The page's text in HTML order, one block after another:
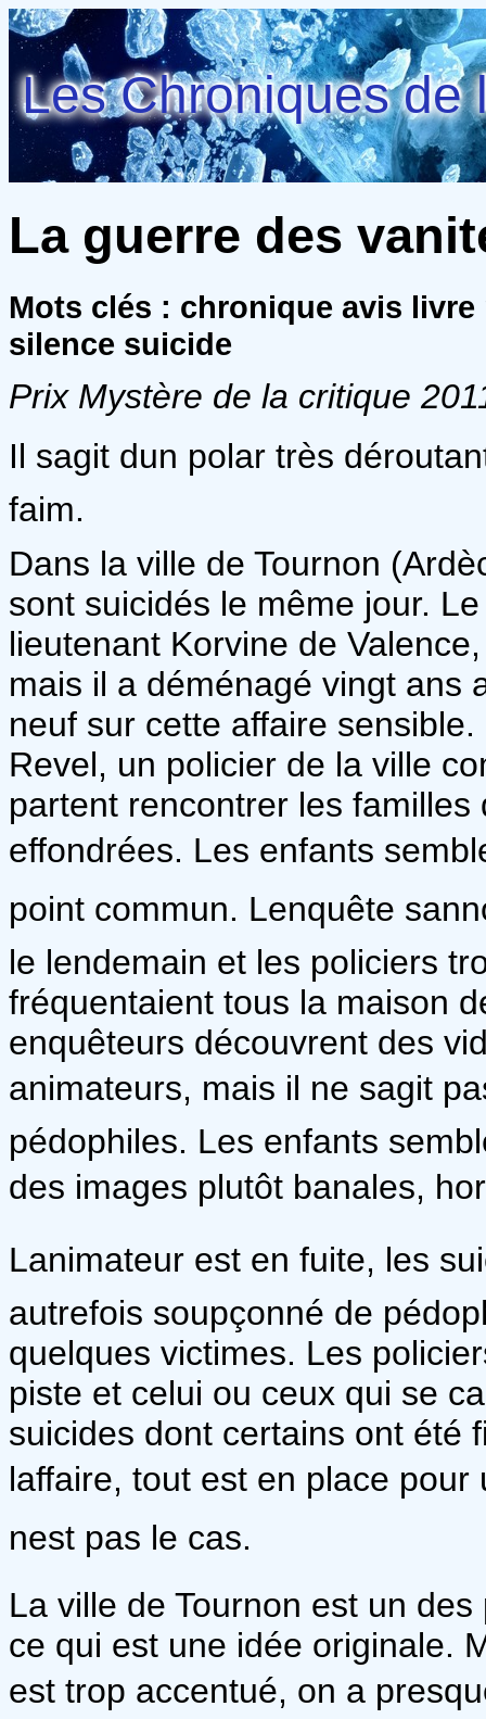
Les Chroniques de
La guerre des
Mots clés : chronique avis
silence suicide
Prix Mystère de la critique
Il sagit dun polar très
faim.
Dans la ville de Tournon
sont suicidés le même jour.
lieutenant Korvine de
mais il a déménagé vingt ans
neuf sur cette affaire
Revel, un policier de la ville
partent rencontrer les
effondrées. Les enfants
point commun. Lenquête
le lendemain et les policiers
fréquentaient tous la maison
enquêteurs découvrent des
animateurs, mais il ne sagit
pédophiles. Les enfants
des images plutôt banales,
Lanimateur est en fuite, les
autrefois soupçonné de
quelques victimes. Les
piste et celui ou ceux qui se
suicides dont certains ont été
laffaire, tout est en place
nest pas le cas.
La ville de Tournon est un
ce qui est une idée originale.
est trop accentué, on a